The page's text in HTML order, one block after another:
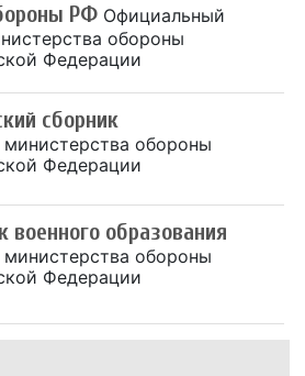
РФ Официальный
обороны
Федерации
сборник
обороны
Федерации
военного образования
обороны
Федерации